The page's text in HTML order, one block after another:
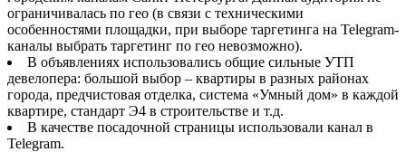
ограничивалась по гео (в связи с техническими
особенностями площадки, при выборе таргетинга на Telegram-
каналы выбрать таргетинг по гео невозможно).
В объявлениях использовались общие сильные УТП
девелопера: большой выбор – квартиры в разных районах
города, предчистовая отделка, система «Умный дом» в каждой
квартире, стандарт Э4 в строительстве и т.д.
В качестве посадочной страницы использовали канал в
Telegram.